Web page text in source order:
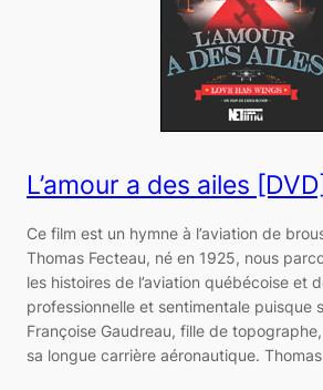
L’amour a des ailes
Ce film est un hymne à l’aviation de
Thomas Fecteau, né en 1925, nous
les histoires de l’aviation québécoise et
professionnelle et sentimentale puisque
Françoise Gaudreau, fille de
sa longue carrière aéronautique.